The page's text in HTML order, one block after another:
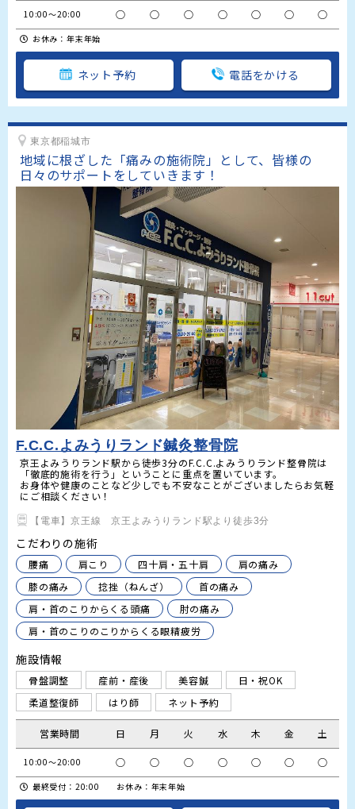
10:00～20:00 ○ ○ ○ ○ ○ ○ ○
お休み：年末年始
ネット予約 電話をかける
東京都稲城市
地域に根ざした「痛みの施術院」として、皆様の
日々のサポートをしていきます！
F.C.C.よみうりランド鍼灸整骨院
京王よみうりランド駅から徒歩3分のF.C.C.よみうりランド整骨院は
「徹底的施術を行う」ということに重点を置いています。
お身体や健康のことなど少しでも不安なことがございましたらお気軽
にご相談ください！
【電車】京王線　京王よみうりランド駅より徒歩3分
こだわりの施術
腰痛 肩こり 四十肩・五十肩
肩の痛み
膝の痛み
捻挫（ねんざ）
首の痛み
肩・首のこりからくる頭痛
肘の痛み
肩・首のこりのこりからくる眼精疲労
施設情報
骨盤調整 産前・産後 美容鍼
日・祝OK
柔道整復師
はり師 ネット予約
営業時間 日 月 火 水 木 金 土
10:00～20:00 ○ ○ ○ ○ ○ ○ ○
最終受付：20:00 お休み：年末年始